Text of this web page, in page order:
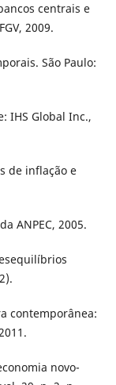
centrais e
2009.
São Paulo:
IHS Global Inc.,
de inflação e
ANPEC, 2005.
contemporânea:
novo-